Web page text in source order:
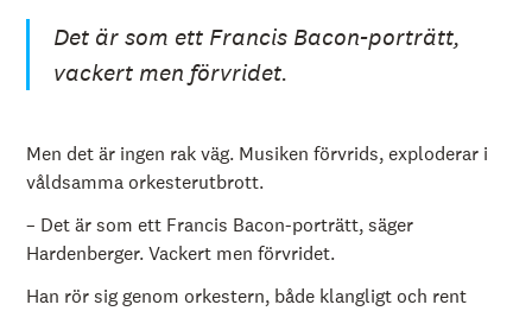
Det är som ett Francis Bacon-porträtt,
vackert men förvridet.
Men det är ingen rak väg. Musiken förvrids, exploderar i
våldsamma orkesterutbrott.
– Det är som ett Francis Bacon-porträtt, säger
Hardenberger. Vackert men förvridet.
Han rör sig genom orkestern, både klangligt och rent